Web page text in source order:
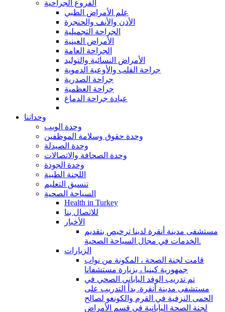
الفروع الجراحية
علم الأمراض الطبي
الأذن والأنف والحنجرة
الجراحة التجميلية
الأمراض العينية
الجراحة العامة
الأمراض النسائية والتوليد
جراحة القلب والأوعية الدموية
جراحة الصدرية
جراحة العظمية
عيادة جراحة الدماغ
وحداتنا
وحدة الويب
وحدة حقوق وسلامة الموظفين
وحدة الصيدلة
وحدة الصحافة والاتصالات
وحدة الجودة
اللجنة الطبية
تنسيق التعليم
السياحة الصحية
Health in Turkey
للاتصال بنا
الأخبار
مستشفى مدينة أنقرة لدينا ترخيص بتقديم
الخدمات في مجال السياحة الصحية.
الزيارات
قامت لجنة الصحة ، المكونة من نواب
جمهورية كينيا ، بزيارة مستشفانا
تم تدريب الوفد الياباني الصحي في
مستشفى مدينة أنقرة. بدأ التدريب على
الحمى النزفية في القرم والكونغو لصالح
لجنة الصحة اليابانية في قسم الأمراض